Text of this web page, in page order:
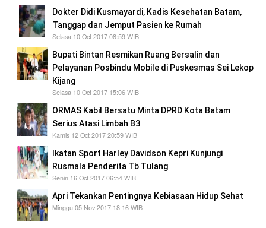
Dokter Didi Kusmayardi, Kadis Kesehatan Batam,
Tanggap dan Jemput Pasien ke Rumah
Selasa 10 Oct 2017 08:59 WIB
Bupati Bintan Resmikan Ruang Bersalin dan
Pelayanan Posbindu Mobile di Puskesmas Sei Lekop
Kijang
Selasa 10 Oct 2017 15:06 WIB
ORMAS Kabil Bersatu Minta DPRD Kota Batam
Serius Atasi Limbah B3
Kamis 12 Oct 2017 20:59 WIB
Ikatan Sport Harley Davidson Kepri Kunjungi
Rusmala Penderita Tb Tulang
Senin 16 Oct 2017 06:54 WIB
Apri Tekankan Pentingnya Kebiasaan Hidup Sehat
Minggu 05 Nov 2017 18:16 WIB